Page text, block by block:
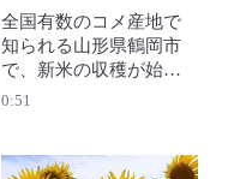
全国有数のコメ産地で
知られる山形県鶴岡市
で、新米の収穫が始ま
った。記録的な高温と
はどうなのか。庄内平
0:51